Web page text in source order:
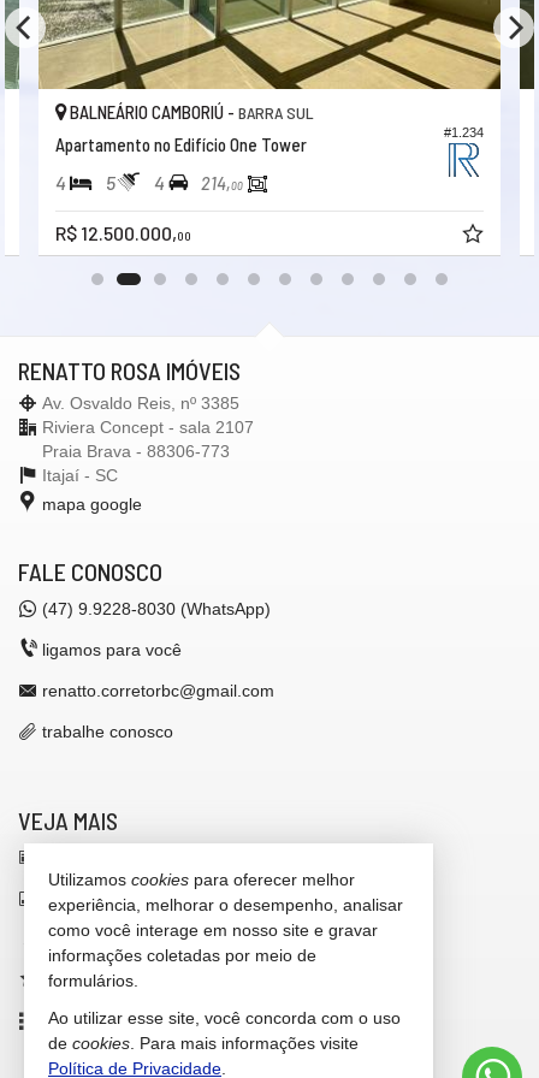
Ar Condicionado
Calefação
Churrasqueira
Andar Alto
Vista Livre
Vista Mar
Acabamento em Gesso
Fechadura Eletrônica
Vista Panorâmica
Living
Sacada com Churrasqueira
Sala de Estar
Jardim
Sacada Integrada
Hidromassagem
Closet
Lavabo
Banheiro Social
Suíte Master
Sauna
Bar
Sala de Jogos
Cinema
Quadra Esportiva
Espaço Gourmet
Portão Eletrônico
Playground
Piscina Infantil
Bicicletário
Câmeras de Segurança
Elevador
Pet Place
Sala de Reunião
Entrada para Banhistas
Hall Decorado e Mobiliado
#1.234
BALNEÁRIO CAMBORIÚ - BARRA SUL
Apartamento no Edifício One Tower
4 5 4 214,00
R$ 12.500.000,00
RENATTO ROSA IMÓVEIS
Av. Osvaldo Reis, nº 3385
Riviera Concept - sala 2107
Praia Brava - 88306-773
Itajaí - SC
mapa google
FALE CONOSCO
(47) 9.9228-8030 (WhatsApp)
ligamos para você
renatto.corretorbc@gmail.com
trabalhe conosco
VEJA MAIS
indicadores financeiros
cadastre seu imóvel
imóveis favoritos
mapa de imóveis
Utilizamos cookies para oferecer melhor
experiência, melhorar o desempenho, analisar
como você interage em nosso site e gravar
informações coletadas por meio de
formulários.
Ao utilizar esse site, você concorda com o uso
de cookies . Para mais informações visite
Política de Privacidade